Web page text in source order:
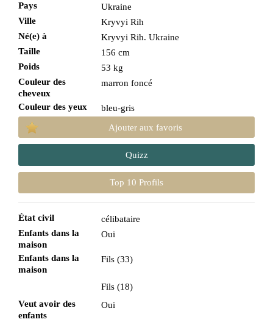
Pays
Ukraine
Ville
Kryvyi Rih
Né(e) à
Kryvyi Rih. Ukraine
Taille
156 cm
Poids
53 kg
Couleur des
cheveux
marron foncé
Couleur des yeux
bleu-gris
Ajouter aux favoris
Quizz
Top 10 Profils
État civil
célibataire
Enfants dans la
maison
Oui
Enfants dans la
maison
Fils (33)
Fils (18)
Veut avoir des
enfants
Oui